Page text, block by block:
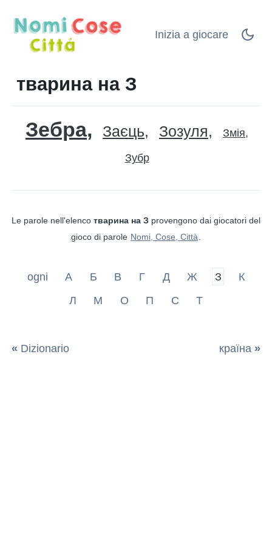
Inizia a giocare
тварина на З
Зебра Заєць Зозуля Змія
Зубр
Le parole nell'elenco тварина на З provengono dai giocatori del
gioco di parole Nomi, Cose, Città
ogni А Б В Г Д Ж З
К
Л
М О П С Т
« Dizionario країна »